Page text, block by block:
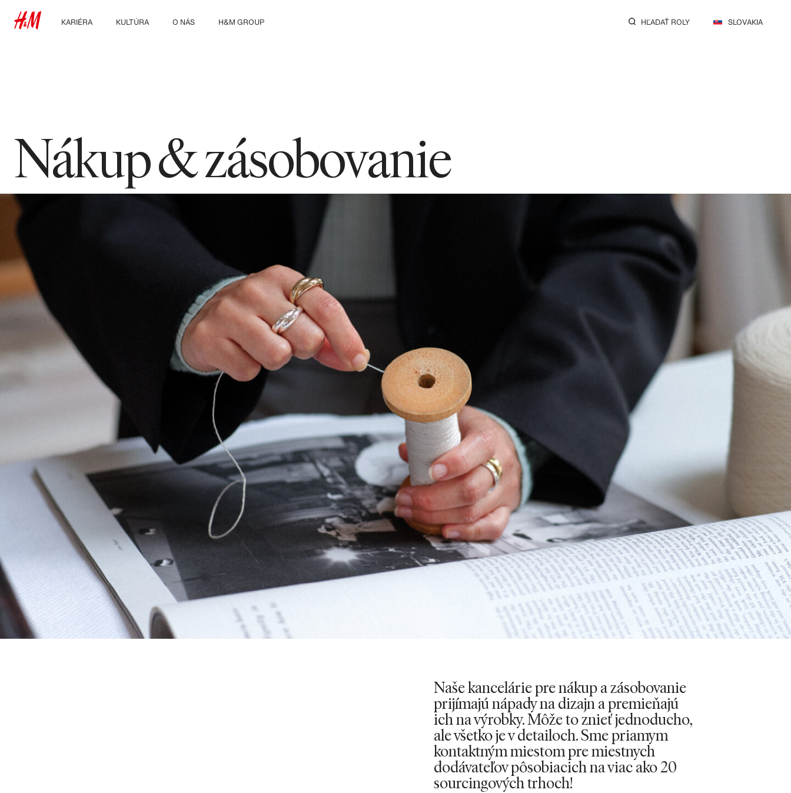
KARIÉRA
KULTÚRA
O NÁS
H&M GROUP
HĽADAŤ ROLY SLOVAKIA
Nákup & zásobovanie
Naše kancelárie pre nákup a zásobovanie
prijímajú nápady na dizajn a premieňajú
ich na výrobky. Môže to znieť jednoducho,
ale všetko je v detailoch. Sme priamym
kontaktným miestom pre miestnych
dodávateľov pôsobiacich na viac ako 20
sourcingových trhoch!